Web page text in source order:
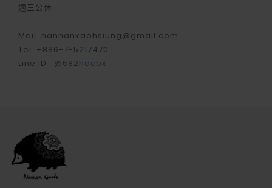
週三公休
Mail. nannankaohsiung@gmail.com
Tel. +886-7-5217470
Line ID : @682hdcbx